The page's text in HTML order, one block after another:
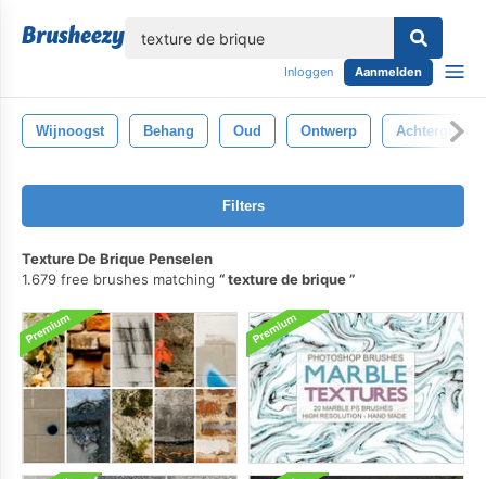
Inloggen Aanmelden
Wijnoogst Behang Oud Ontwerp Achtergrond
Filters
Texture De Brique Penselen
1.679 free brushes matching
texture de brique